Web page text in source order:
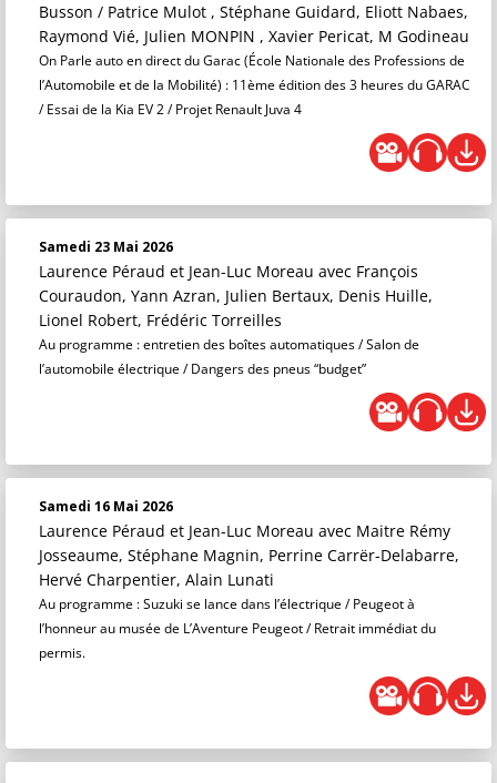
Busson / Patrice Mulot , Stéphane Guidard, Eliott Nabaes,
Raymond Vié, Julien MONPIN , Xavier Pericat, M Godineau
On Parle auto en direct du Garac (École Nationale des Professions de
l’Automobile et de la Mobilité) : 11ème édition des 3 heures du GARAC
/ Essai de la Kia EV 2 / Projet Renault Juva 4
Samedi 23 Mai 2026
Laurence Péraud et Jean-Luc Moreau avec François
Couraudon, Yann Azran, Julien Bertaux, Denis Huille,
Lionel Robert, Frédéric Torreilles
Au programme : entretien des boîtes automatiques / Salon de
l’automobile électrique / Dangers des pneus “budget”
Samedi 16 Mai 2026
Laurence Péraud et Jean-Luc Moreau avec Maitre Rémy
Josseaume, Stéphane Magnin, Perrine Carrër-Delabarre,
Hervé Charpentier, Alain Lunati
Au programme : Suzuki se lance dans l’électrique / Peugeot à
l’honneur au musée de L’Aventure Peugeot / Retrait immédiat du
permis.